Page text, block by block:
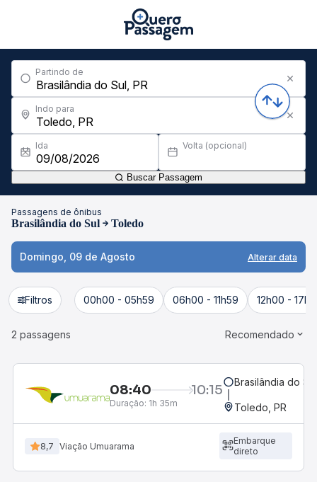
Partindo de
Indo para
Ida Volta (opcional)
Buscar Passagem
Passagens de ônibus
Brasilândia do Sul Toledo
Domingo, 09 de Agosto Alterar data
Filtros 00h00 - 05h59 06h00 - 11h59 12h00 -
2 passagens Recomendado
08:40 10:15
Duração: 1h 35m
Brasilândia do
Toledo, PR
8,7 Viação Umuarama
Embarque
direto